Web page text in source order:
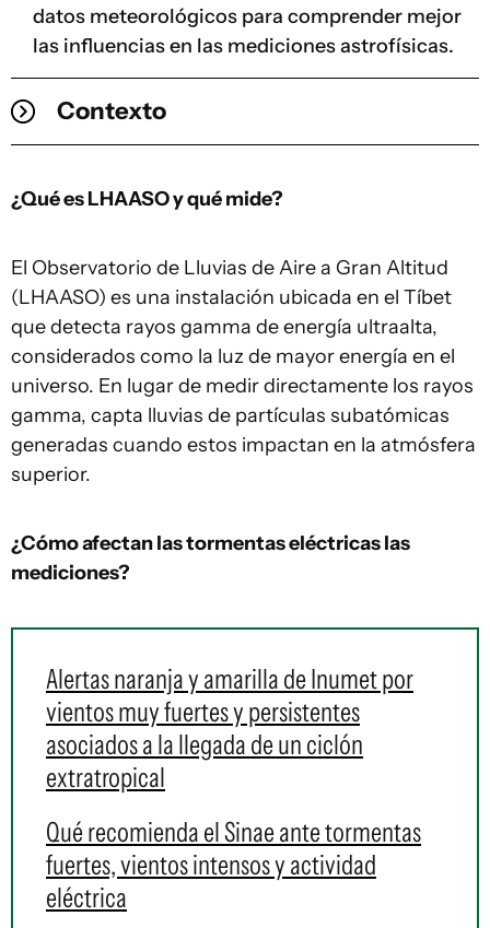
datos meteorológicos para comprender mejor
las influencias en las mediciones astrofísicas.
Contexto
¿Qué es LHAASO y qué mide?
El Observatorio de Lluvias de Aire a Gran Altitud
(LHAASO) es una instalación ubicada en el Tíbet
que detecta rayos gamma de energía ultraalta,
considerados como la luz de mayor energía en el
universo. En lugar de medir directamente los rayos
gamma, capta lluvias de partículas subatómicas
generadas cuando estos impactan en la atmósfera
superior.
¿Cómo afectan las tormentas eléctricas las
mediciones?
Alertas naranja y amarilla de Inumet por
vientos muy fuertes y persistentes
asociados a la llegada de un ciclón
extratropical
Qué recomienda el Sinae ante tormentas
fuertes, vientos intensos y actividad
eléctrica